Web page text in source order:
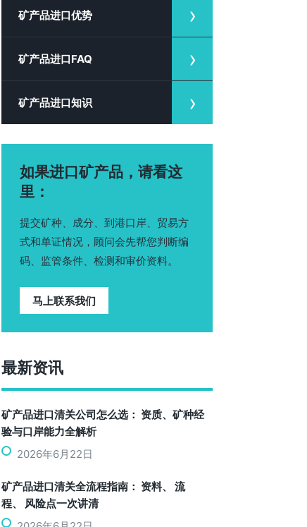
矿产品进口优势
矿产品进口FAQ
矿产品进口知识
如果进口矿产品，请看这
里：
提交矿种、成分、到港口岸、贸易方
式和单证情况，顾问会先帮您判断编
码、监管条件、检测和审价资料。
马上联系我们
最新资讯
矿产品进口清关公司怎么选： 资质、矿种经
验与口岸能力全解析
2026年6月22日
矿产品进口清关全流程指南： 资料、 流
程、 风险点一次讲清